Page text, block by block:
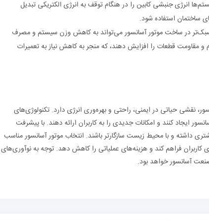
انرژی جنبشی کابین را در هنگام توقف به انرژی الکتریکی تبدیل
ساختمان استفاده شود.
سبک‌تر در ساخت موتور آسانسور می‌تواند به کاهش وزن سیستم و مصرف
مقاومت قطعات را افزایش دهند، که منجر به کاهش نیاز به تعمیرات
نقشی حیاتی در ایمنی، راحتی و بهره‌وری انرژی دارد. تکنولوژی‌های
ایجاد کنند و امکانات جدیدی را به کاربران ارائه دهند. با پیشرفت
داشته و با محیط زیست سازگارتر باشند. انتخاب موتور آسانسور مناسب
فراهم کند و هزینه‌های عملیاتی را کاهش دهد. توجه به نوآوری‌های
آسانسور خواهد بود.